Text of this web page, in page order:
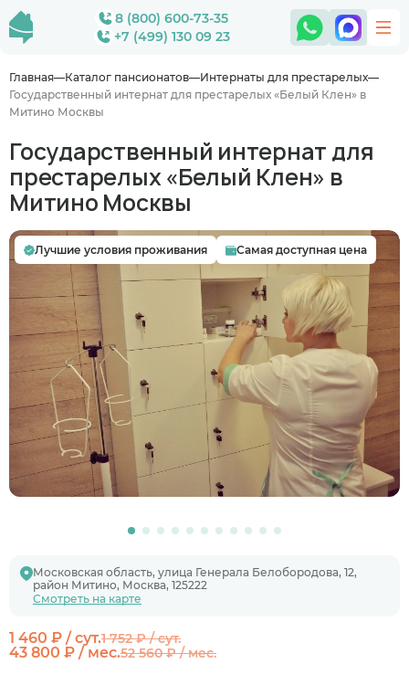
8 (800) 600-73-35
+7 (499) 130 09 23
Главная Каталог пансионатов
Интернаты для престарелых
Государственный интернат для престарелых «Белый Клен» в
Митино Москвы
Государственный интернат для
престарелых «Белый Клен» в
Митино Москвы
Московская область, улица Генерала Белобородова, 12,
район Митино, Москва, 125222
Смотреть на карте
1 460 ₽ / сут.1 752 ₽ / сут.
43 800 ₽ / мес.52 560 ₽ / мес.
Лучшие условия проживания Самая доступная цена